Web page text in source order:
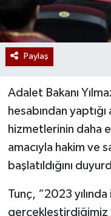
Paylaş
Adalet Bakanı
hesabından
hizmetlerinin daha
amacıyla hakim ve
başlatıldığını
Tunç, “2023
gerçekleştirdiğimiz